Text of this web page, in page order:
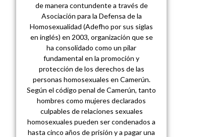
de manera contundente a través de
Asociación para la Defensa de la
Homosexualidad (Adefho por sus siglas
en inglés) en 2003, organización que se
ha consolidado como un pilar
fundamental en la promoción y
protección de los derechos de las
personas homosexuales en Camerún.
Según el código penal de Camerún, tanto
hombres como mujeres declarados
culpables de relaciones sexuales
homosexuales pueden ser condenados a
hasta cinco años de prisión y a pagar una